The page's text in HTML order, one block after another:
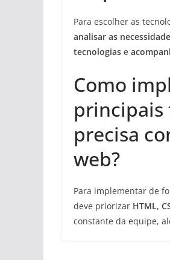
Para escolher as
analisar as
tecnologias e
Como
principais
precisa
web?
Para implementar de
deve priorizar HTML,
constante da equipe,